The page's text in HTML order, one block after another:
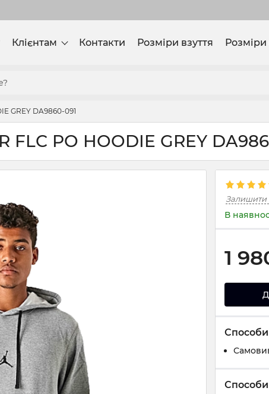
Клієнтам Контакти Розміри взуття Розміри
GREY DA9860-091
FLC PO HOODIE GREY
Залишити
В
1